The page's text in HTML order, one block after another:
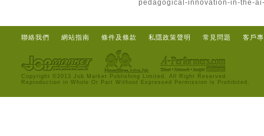
pedagogical-innovation-in-the-
聯絡我們 網站指南 條件及條款 私隱政策聲明 常見問題 客戶
Copyright ©2013 Job Market Publishing Limited. All Right Reserved.
Reproduction in Whole Or Part Without Expressed Permission is Prohibited.